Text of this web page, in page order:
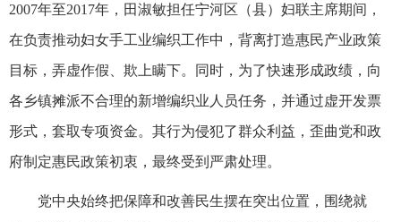
2007年至2017年，田淑敏担任宁河区（县）妇联主席期间，
在负责推动妇女手工业编织工作中，背离打造惠民产业政策
目标，弄虚作假、欺上瞒下。同时，为了快速形成政绩，向
各乡镇摊派不合理的新增编织业人员任务，并通过虚开发票
形式，套取专项资金。其行为侵犯了群众利益，歪曲党和政
府制定惠民政策初衷，最终受到严肃处理。
党中央始终把保障和改善民生摆在突出位置，围绕就